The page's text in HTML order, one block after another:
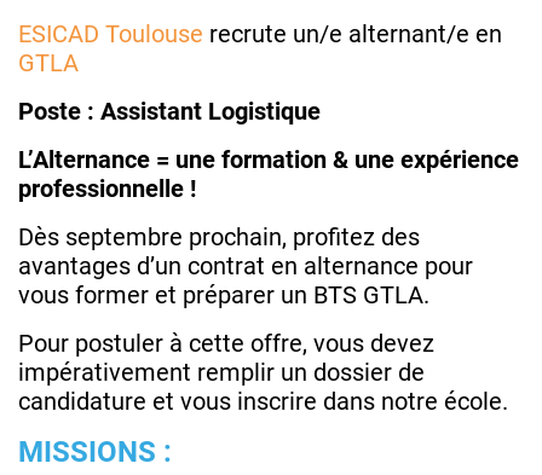
ESICAD Toulouse recrute un/e alternant/e en
GTLA
Poste : Assistant Logistique
L’Alternance = une formation & une expérience
professionnelle !
Dès septembre prochain, profitez des
avantages d’un contrat en alternance pour
vous former et préparer un BTS GTLA.
Pour postuler à cette offre, vous devez
impérativement remplir un dossier de
candidature et vous inscrire dans notre école.
MISSIONS :